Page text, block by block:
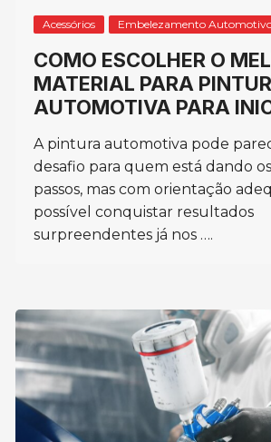
Acessórios Embelezamento
COMO ESCOLHER O
MATERIAL PARA
AUTOMOTIVA PARA
A pintura automotiva pode
desafio para quem está dando
passos, mas com orientação
possível conquistar resultados
surpreendentes já nos ….